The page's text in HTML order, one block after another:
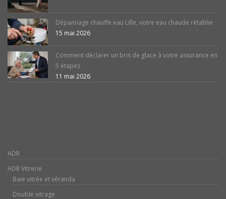
Dépannage chauffe eau Lille, votre eau chaude rétablie
15 mai 2026
Comment déclarer un bris de glace à votre assurance en
5 étapes
11 mai 2026
ADR
ADR Vitrerie
Baie vitrée et véranda
Double vitrage